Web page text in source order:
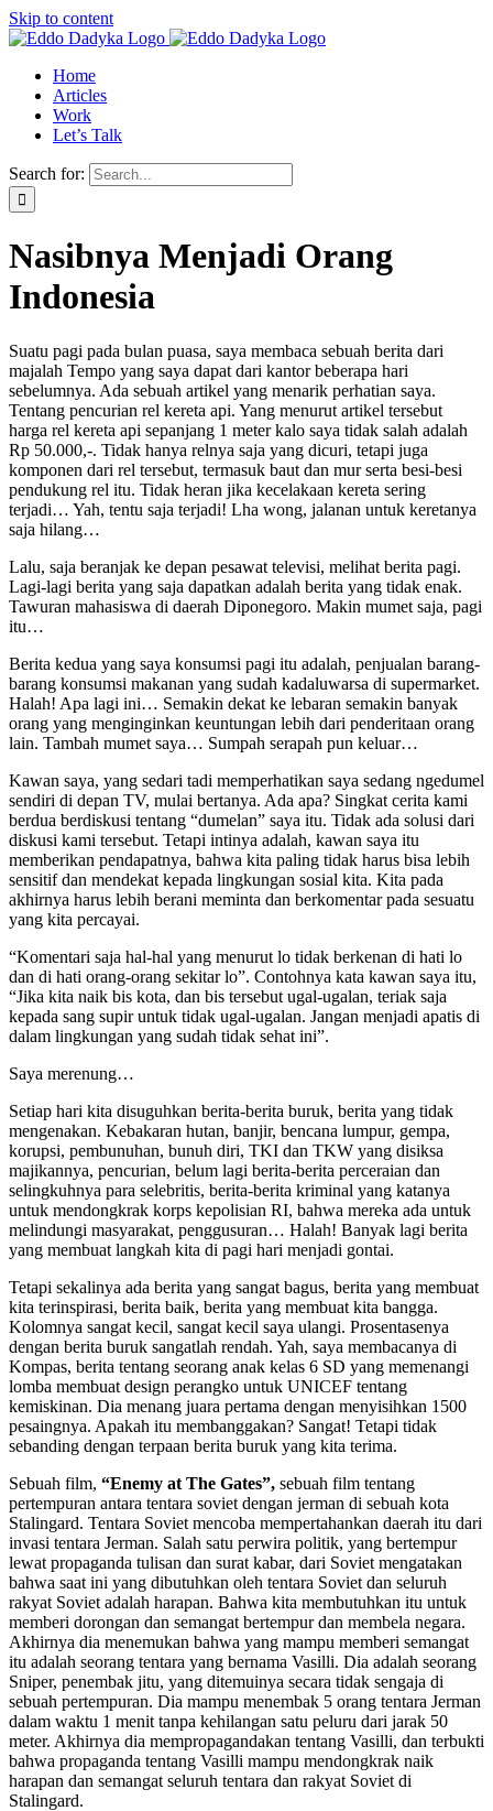
Skip to content
Home
Articles
Work
Let’s Talk
Search for:
Nasibnya Menjadi Orang
Indonesia
Suatu pagi pada bulan puasa, saya membaca sebuah berita dari
majalah Tempo yang saya dapat dari kantor beberapa hari
sebelumnya. Ada sebuah artikel yang menarik perhatian saya.
Tentang pencurian rel kereta api. Yang menurut artikel tersebut
harga rel kereta api sepanjang 1 meter kalo saya tidak salah adalah
Rp 50.000,-. Tidak hanya relnya saja yang dicuri, tetapi juga
komponen dari rel tersebut, termasuk baut dan mur serta besi-besi
pendukung rel itu. Tidak heran jika kecelakaan kereta sering
terjadi… Yah, tentu saja terjadi! Lha wong, jalanan untuk keretanya
saja hilang…
Lalu, saja beranjak ke depan pesawat televisi, melihat berita pagi.
Lagi-lagi berita yang saja dapatkan adalah berita yang tidak enak.
Tawuran mahasiswa di daerah Diponegoro. Makin mumet saja, pagi
itu…
Berita kedua yang saya konsumsi pagi itu adalah, penjualan barang-
barang konsumsi makanan yang sudah kadaluwarsa di supermarket.
Halah! Apa lagi ini… Semakin dekat ke lebaran semakin banyak
orang yang menginginkan keuntungan lebih dari penderitaan orang
lain. Tambah mumet saya… Sumpah serapah pun keluar…
Kawan saya, yang sedari tadi memperhatikan saya sedang ngedumel
sendiri di depan TV, mulai bertanya. Ada apa? Singkat cerita kami
berdua berdiskusi tentang “dumelan” saya itu. Tidak ada solusi dari
diskusi kami tersebut. Tetapi intinya adalah, kawan saya itu
memberikan pendapatnya, bahwa kita paling tidak harus bisa lebih
sensitif dan mendekat kepada lingkungan sosial kita. Kita pada
akhirnya harus lebih berani meminta dan berkomentar pada sesuatu
yang kita percayai.
“Komentari saja hal-hal yang menurut lo tidak berkenan di hati lo
dan di hati orang-orang sekitar lo”. Contohnya kata kawan saya itu,
“Jika kita naik bis kota, dan bis tersebut ugal-ugalan, teriak saja
kepada sang supir untuk tidak ugal-ugalan. Jangan menjadi apatis di
dalam lingkungan yang sudah tidak sehat ini”.
Saya merenung…
Setiap hari kita disuguhkan berita-berita buruk, berita yang tidak
mengenakan. Kebakaran hutan, banjir, bencana lumpur, gempa,
korupsi, pembunuhan, bunuh diri, TKI dan TKW yang disiksa
majikannya, pencurian, belum lagi berita-berita perceraian dan
selingkuhnya para selebritis, berita-berita kriminal yang katanya
untuk mendongkrak korps kepolisian RI, bahwa mereka ada untuk
melindungi masyarakat, penggusuran… Halah! Banyak lagi berita
yang membuat langkah kita di pagi hari menjadi gontai.
Tetapi sekalinya ada berita yang sangat bagus, berita yang membuat
kita terinspirasi, berita baik, berita yang membuat kita bangga.
Kolomnya sangat kecil, sangat kecil saya ulangi. Prosentasenya
dengan berita buruk sangatlah rendah. Yah, saya membacanya di
Kompas, berita tentang seorang anak kelas 6 SD yang memenangi
lomba membuat design perangko untuk UNICEF tentang
kemiskinan. Dia menang juara pertama dengan menyisihkan 1500
pesaingnya. Apakah itu membanggakan? Sangat! Tetapi tidak
sebanding dengan terpaan berita buruk yang kita terima.
Sebuah film, “Enemy at The Gates”, sebuah film tentang
pertempuran antara tentara soviet dengan jerman di sebuah kota
Stalingard. Tentara Soviet mencoba mempertahankan daerah itu dari
invasi tentara Jerman. Salah satu perwira politik, yang bertempur
lewat propaganda tulisan dan surat kabar, dari Soviet mengatakan
bahwa saat ini yang dibutuhkan oleh tentara Soviet dan seluruh
rakyat Soviet adalah harapan. Bahwa kita membutuhkan itu untuk
memberi dorongan dan semangat bertempur dan membela negara.
Akhirnya dia menemukan bahwa yang mampu memberi semangat
itu adalah seorang tentara yang bernama Vasilli. Dia adalah seorang
Sniper, penembak jitu, yang ditemuinya secara tidak sengaja di
sebuah pertempuran. Dia mampu menembak 5 orang tentara Jerman
dalam waktu 1 menit tanpa kehilangan satu peluru dari jarak 50
meter. Akhirnya dia mempropagandakan tentang Vasilli, dan terbukti
bahwa propaganda tentang Vasilli mampu mendongkrak naik
harapan dan semangat seluruh tentara dan rakyat Soviet di
Stalingard.